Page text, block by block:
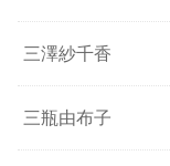
三澤紗千香
三瓶由布子